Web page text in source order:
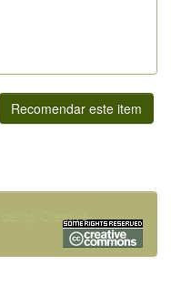
Recomendar este item
Licença Creative